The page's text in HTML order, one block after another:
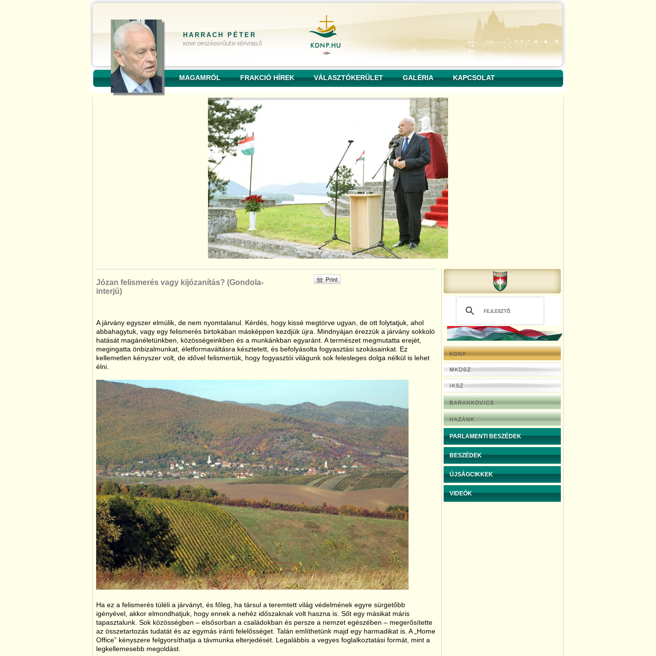
HARRACH PÉTER
KDNP ORSZÁGGYŰLÉSI KÉPVISELŐ
MAGAMRÓL FRAKCIÓ HÍREK VÁLASZTÓKERÜLET GALÉRIA KAPCSOLAT
PARLAMENTI BESZÉDEK
BESZÉDEK
ÚJSÁGCIKKEK
VIDEÓK
Józan felismerés vagy kijózanítás? (Gondola-
interjú)
A járvány egyszer elmúlik, de nem nyomtalanul. Kérdés, hogy kissé megtörve ugyan, de ott folytatjuk, ahol
abbahagytuk, vagy egy felismerés birtokában másképpen kezdjük újra. Mindnyájan érezzük a járvány sokkoló
hatását magánéletünkben, közösségeinkben és a munkánkban egyaránt. A természet megmutatta erejét,
megingatta önbizalmunkat, életformaváltásra késztetett, és befolyásolta fogyasztási szokásainkat. Ez
kellemetlen kényszer volt, de idővel felismertük, hogy fogyasztói világunk sok felesleges dolga nélkül is lehet
élni.
Ha ez a felismerés túléli a járványt, és főleg, ha társul a teremtett világ védelmének egyre sürgetőbb
igényével, akkor elmondhatjuk, hogy ennek a nehéz időszaknak volt haszna is. Sőt egy másikat máris
tapasztalunk. Sok közösségben – elsősorban a családokban és persze a nemzet egészében – megerősítette
az összetartozás tudatát és az egymás iránti felelősséget. Talán említhetünk majd egy harmadikat is. A „Home
Office” kényszere felgyorsíthatja a távmunka elterjedését. Legalábbis a vegyes foglalkoztatási formát, mint a
legkellemesebb megoldást.